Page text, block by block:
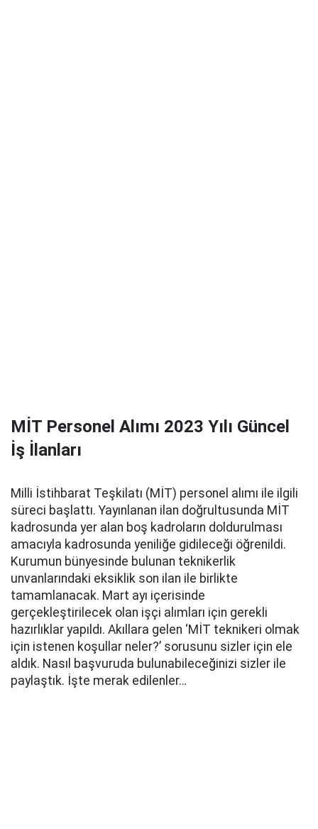
MİT Personel Alımı 2023 Yılı Güncel
İş İlanları
Milli İstihbarat Teşkilatı (MİT) personel alımı ile ilgili
süreci başlattı. Yayınlanan ilan doğrultusunda MİT
kadrosunda yer alan boş kadroların doldurulması
amacıyla kadrosunda yeniliğe gidileceği öğrenildi.
Kurumun bünyesinde bulunan teknikerlik
unvanlarındaki eksiklik son ilan ile birlikte
tamamlanacak. Mart ayı içerisinde
gerçekleştirilecek olan işçi alımları için gerekli
hazırlıklar yapıldı. Akıllara gelen ‘MİT teknikeri olmak
için istenen koşullar neler?’ sorusunu sizler için ele
aldık. Nasıl başvuruda bulunabileceğinizi sizler ile
paylaştık. İşte merak edilenler…